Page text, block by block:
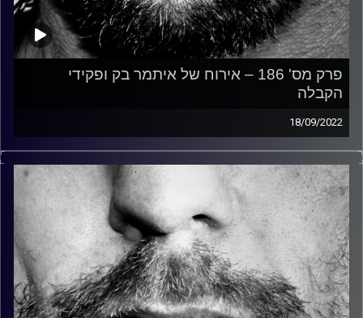
פרק מס' 186 – אירוח של איתמר בק ופקידי
הקבלה
18/09/2022
זיפים, מוזיקה מחוספסת של הופעות חיות. הרבה ג'אם, רוק,
בלוז, bluegrass, ג'אז, Fאנק, פרוגרסיב ואפילו אלקטרוניקה.
כל מה שחי, אמיתי ונושם.
עם שמוליק רגב.
קרדיט תמונות: David Goehring